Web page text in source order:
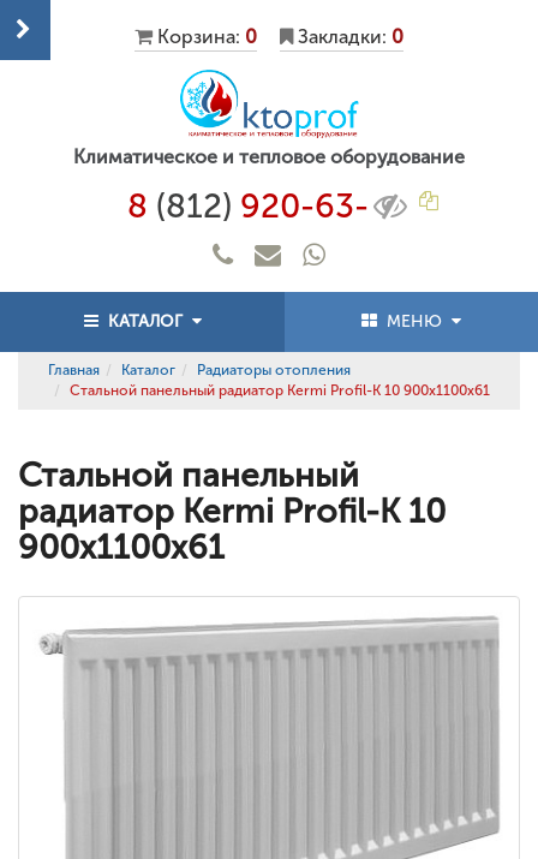
Корзина: 0 Закладки: 0
Климатическое и тепловое оборудование
8 (812) 920-63-
КАТАЛОГ МЕНЮ
Главная Каталог
Радиаторы отопления
Стальной панельный радиатор Kermi Profil-K 10 900x1100x61
Стальной панельный
радиатор Kermi Profil-K 10
900x1100x61